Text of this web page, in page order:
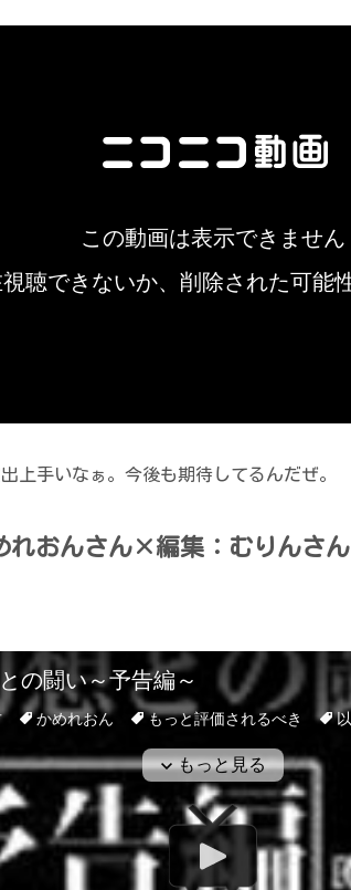
上手いなぁ。今後も期待してるんだぜ。
れおんさん×編集：むりんさん